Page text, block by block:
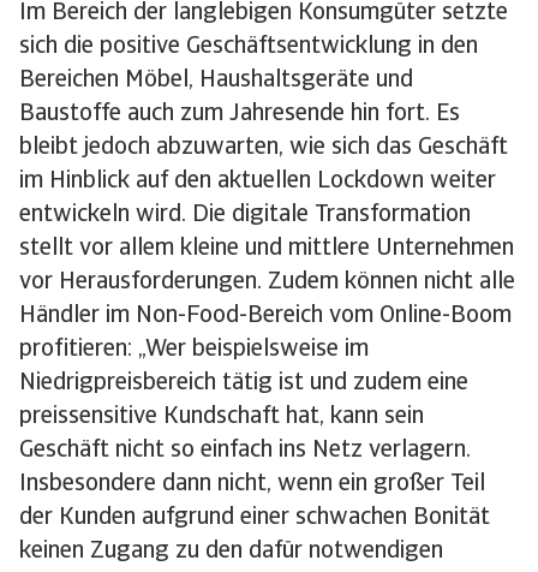
Im Bereich der langlebigen Konsumgüter setzte
sich die positive Geschäftsentwicklung in den
Bereichen Möbel, Haushaltsgeräte und
Baustoffe auch zum Jahresende hin fort. Es
bleibt jedoch abzuwarten, wie sich das Geschäft
im Hinblick auf den aktuellen Lockdown weiter
entwickeln wird. Die digitale Transformation
stellt vor allem kleine und mittlere Unternehmen
vor Herausforderungen. Zudem können nicht alle
Händler im Non-Food-Bereich vom Online-Boom
profitieren: „Wer beispielsweise im
Niedrigpreisbereich tätig ist und zudem eine
preissensitive Kundschaft hat, kann sein
Geschäft nicht so einfach ins Netz verlagern.
Insbesondere dann nicht, wenn ein großer Teil
der Kunden aufgrund einer schwachen Bonität
keinen Zugang zu den dafür notwendigen